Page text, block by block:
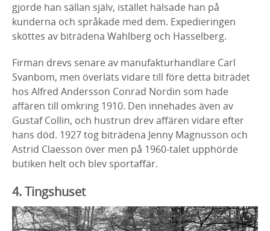
gjorde han sällan själv, istället hälsade han på
kunderna och språkade med dem. Expedieringen
sköttes av biträdena Wahlberg och Hasselberg.
Firman drevs senare av manufakturhandlare Carl
Svanbom, men överläts vidare till före detta biträdet
hos Alfred Andersson Conrad Nordin som hade
affären till omkring 1910. Den innehades även av
GustafCollin, och hustrun drev affären vidare efter
hans död. 1927 tog biträdena Jenny Magnusson och
Astrid Claesson över men på 1960-talet upphörde
butiken helt och blev sportaffär.
4. Tingshuset